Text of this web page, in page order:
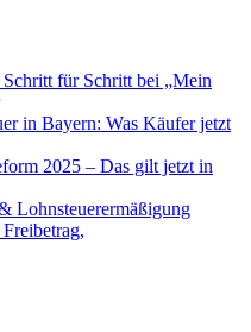
für Schritt bei „Mein
in Bayern: Was Käufer jetzt
2025 – Das gilt jetzt in
Lohnsteuerermäßigung